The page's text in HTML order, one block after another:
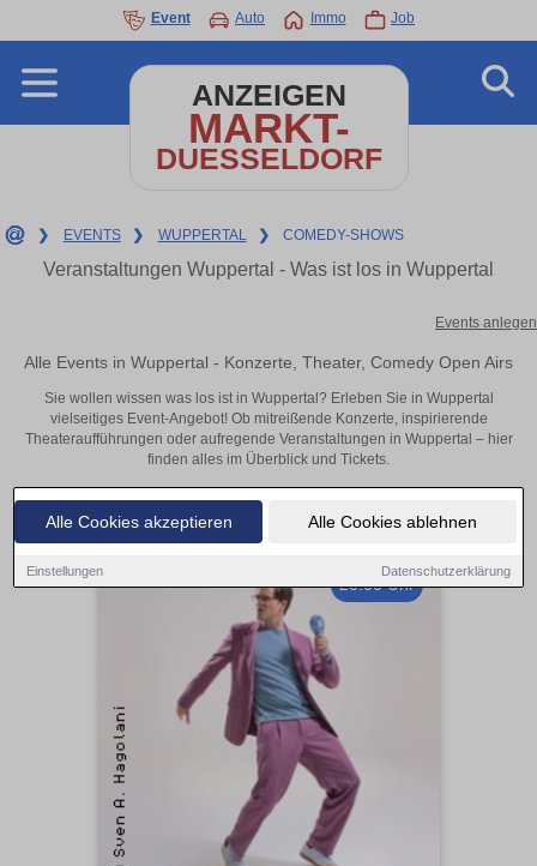
Alle Cookies akzeptieren Alle Cookies ablehnen
Einstellungen Datenschutzerklärung
Event Auto Immo Job
ANZEIGEN
MARKT-
DUESSELDORF
❯ EVENTS ❯ WUPPERTAL ❯ COMEDY-SHOWS
Veranstaltungen Wuppertal - Was ist los in Wuppertal
Events anlegen
Alle Events in Wuppertal - Konzerte, Theater, Comedy Open Airs
Sie wollen wissen was los ist in Wuppertal? Erleben Sie in Wuppertal
vielseitiges Event-Angebot! Ob mitreißende Konzerte, inspirierende
Theateraufführungen oder aufregende Veranstaltungen in Wuppertal – hier
finden alles im Überblick und Tickets.
20:00 Uhr